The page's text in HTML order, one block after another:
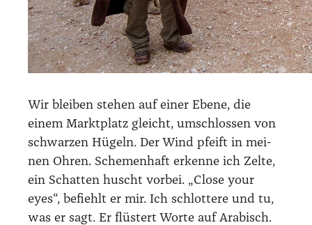
Wir blei­ben ste­hen auf einer Ebe­ne, die
einem Markt­platz gleicht, umschlos­sen von
schwar­zen Hügeln. Der Wind pfeift in mei­
nen Ohren. Sche­men­haft erken­ne ich Zel­te,
ein Schat­ten huscht vor­bei. „Clo­se your
eyes“, befiehlt er mir. Ich schlot­te­re und tu,
was er sagt. Er flüs­tert Wor­te auf Ara­bisch.